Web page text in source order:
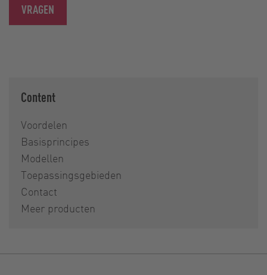
VRAGEN
Content
Voordelen
Basisprincipes
Modellen
Toepassingsgebieden
Contact
Meer producten